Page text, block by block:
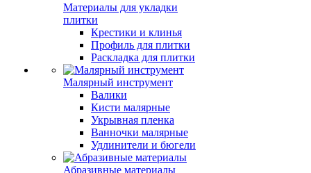
Материалы для укладки
плитки
Крестики и клинья
Профиль для плитки
Раскладка для плитки
Малярный инструмент
Валики
Кисти малярные
Укрывная пленка
Ванночки малярные
Удлинители и бюгели
Абразивные материалы